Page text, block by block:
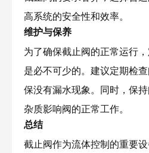
高系统的安全性和效率。
维护与保养
为了确保截止阀的正常运行
是必不可少的。建议定期检
保没有漏水现象。同时，保
杂质影响阀的正常工作。
总结
截止阀作为流体控制的重要